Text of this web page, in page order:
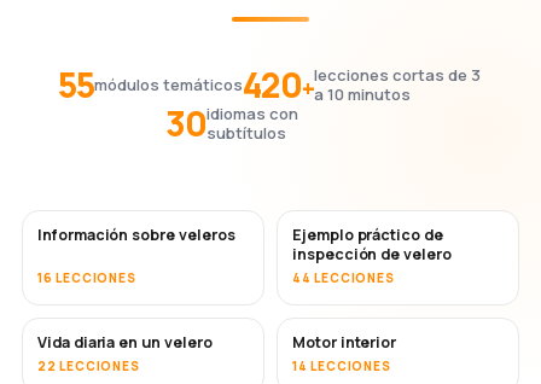
55módulos temáticos420+lecciones cortas de 3
a 10 minutos
30idiomas con
subtítulos
Información sobre veleros
16 LECCIONES
Ejemplo práctico de
inspección de velero
44 LECCIONES
Vida diaria en un velero
22 LECCIONES
Motor interior
14 LECCIONES